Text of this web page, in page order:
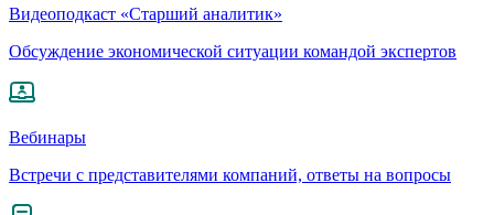
Видеоподкаст «Старший аналитик»
Обсуждение экономической ситуации командой экспертов
Вебинары
Встречи с представителями компаний, ответы на вопросы